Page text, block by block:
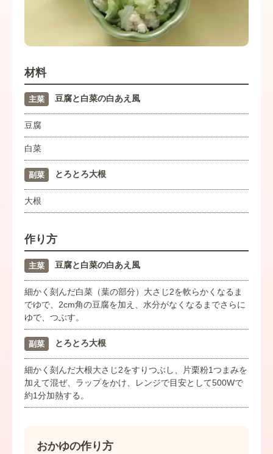
材料
主菜 豆腐と白菜の白あえ風
豆腐
白菜
副菜 とろとろ大根
大根
作り方
主菜 豆腐と白菜の白あえ風
細かく刻んだ白菜（葉の部分）大さじ2を軟らかくなるま
でゆで、2cm角の豆腐を加え、水分がなくなるまでさらに
ゆで、つぶす。
副菜 とろとろ大根
細かく刻んだ大根大さじ2をすりつぶし、片栗粉1つまみを
加えて混ぜ、ラップをかけ、レンジで目安として500Wで
約1分加熱する。
おかゆの作り方